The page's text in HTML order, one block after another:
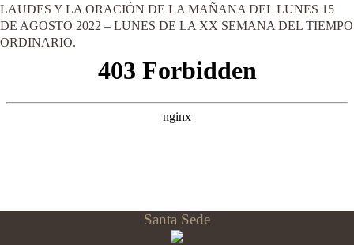
LAUDES Y LA ORACIÓN DE LA MAÑANA DEL LUNES 15
DE AGOSTO 2022 – LUNES DE LA XX SEMANA DEL TIEMPO
ORDINARIO.
Santa Sede